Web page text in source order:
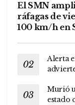
El SMN
ráfagas de
100 km/h en
Alerta
Murió
estado